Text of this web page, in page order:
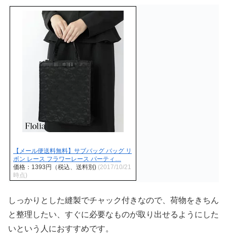
【メール便送料無料】サブバッグ バッグ リ
ボン レース フラワーレース パーティ…
価格：1393円（税込、送料別) (2017/10/21
時点)
しっかりとした縫製でチャック付きなので、荷物をきちん
と整理したい、すぐに必要なものが取り出せるようにした
いという人におすすめです。